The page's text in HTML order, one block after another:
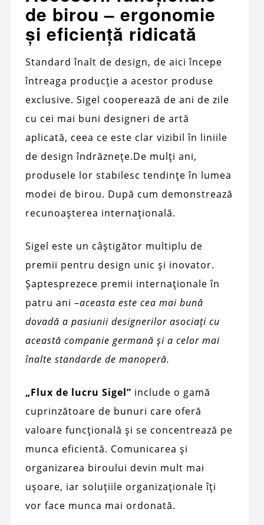
de birou – ergonomie
și eficiență ridicată
Standard înalt de design, de aici începe
întreaga producție a acestor produse
exclusive. Sigel cooperează de ani de zile
cu cei mai buni designeri de artă
aplicată, ceea ce este clar vizibil în liniile
de design îndrăznețe.De mulți ani,
produsele lor stabilesc tendințe în lumea
modei de birou. După cum demonstrează
recunoașterea internațională.
Sigel este un câștigător multiplu de
premii pentru design unic și inovator.
Șaptesprezece premii internaționale în
patru ani –aceasta este cea mai bună
dovadă a pasiunii designerilor asociați cu
această companie germană și a celor mai
înalte standarde de manoperă.
„Flux de lucru Sigel” include o gamă
cuprinzătoare de bunuri care oferă
valoare funcțională și se concentrează pe
munca eficientă. Comunicarea și
organizarea biroului devin mult mai
ușoare, iar soluțiile organizaționale îți
vor face munca mai ordonată.